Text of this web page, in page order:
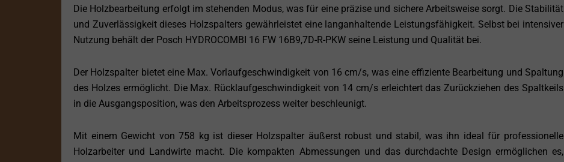
Die Holzbearbeitung erfolgt im stehenden Modus, was für eine präzise und sichere Arbeitsweise sorgt. Die Stabilität
und Zuverlässigkeit dieses Holzspalters gewährleistet eine langanhaltende Leistungsfähigkeit. Selbst bei intensiver
Nutzung behält der Posch HYDROCOMBI 16 FW 16B9,7D-R-PKW seine Leistung und Qualität bei.
Der Holzspalter bietet eine Max. Vorlaufgeschwindigkeit von 16 cm/s, was eine effiziente Bearbeitung und Spaltung
des Holzes ermöglicht. Die Max. Rücklaufgeschwindigkeit von 14 cm/s erleichtert das Zurückziehen des Spaltkeils
in die Ausgangsposition, was den Arbeitsprozess weiter beschleunigt.
Mit einem Gewicht von 758 kg ist dieser Holzspalter äußerst robust und stabil, was ihn ideal für professionelle
Holzarbeiter und Landwirte macht. Die kompakten Abmessungen und das durchdachte Design ermöglichen es,